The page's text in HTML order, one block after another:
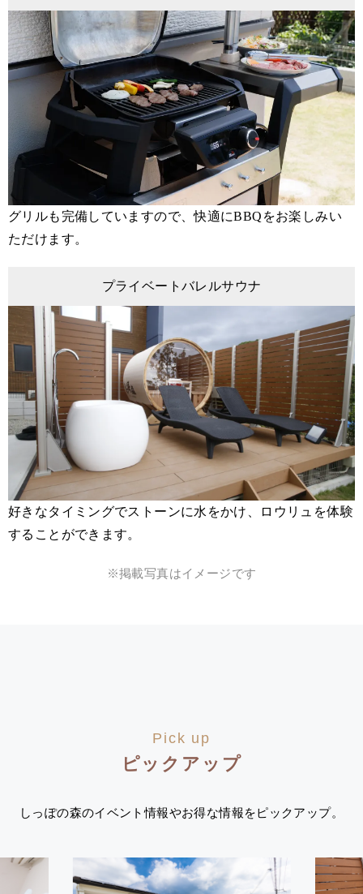
グリルも完備していますので、快適にBBQをお楽しみい
ただけます。
プライベートバレルサウナ
好きなタイミングでストーンに水をかけ、ロウリュを体験
することができます。
※掲載写真はイメージです
Pick up
ピックアップ
しっぽの森のイベント情報やお得な情報をピックアップ。